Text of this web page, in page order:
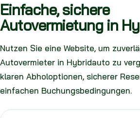
Einfache, sichere
Autovermietung in
Nutzen Sie eine Website, um
Autovermieter in Hybridauto zu
klaren Abholoptionen, sicherer
einfachen Buchungsbedingungen.